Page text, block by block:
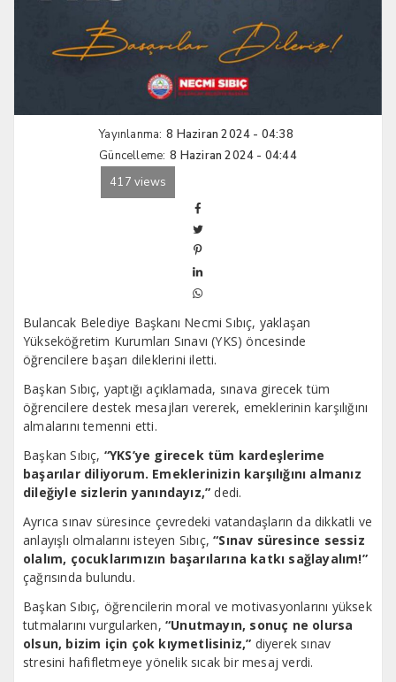
Yayınlanma: 8 Haziran 2024 - 04:38
Güncelleme: 8 Haziran 2024 - 04:44
417 views
Bulancak Belediye Başkanı Necmi Sıbıç, yaklaşan
Yükseköğretim Kurumları Sınavı (YKS) öncesinde
öğrencilere başarı dileklerini iletti.
Başkan Sıbıç, yaptığı açıklamada, sınava girecek tüm
öğrencilere destek mesajları vererek, emeklerinin karşılığını
almalarını temenni etti.
Başkan Sıbıç, “YKS’ye girecek tüm kardeşlerime
başarılar diliyorum. Emeklerinizin karşılığını almanız
dileğiyle sizlerin yanındayız,” dedi.
Ayrıca sınav süresince çevredeki vatandaşların da dikkatli ve
anlayışlı olmalarını isteyen Sıbıç,“Sınav süresince sessiz
olalım, çocuklarımızın başarılarına katkı sağlayalım!”
çağrısında bulundu.
Başkan Sıbıç, öğrencilerin moral ve motivasyonlarını yüksek
tutmalarını vurgularken, “Unutmayın, sonuç ne olursa
olsun, bizim için çok kıymetlisiniz,” diyerek sınav
stresini hafifletmeye yönelik sıcak bir mesaj verdi.